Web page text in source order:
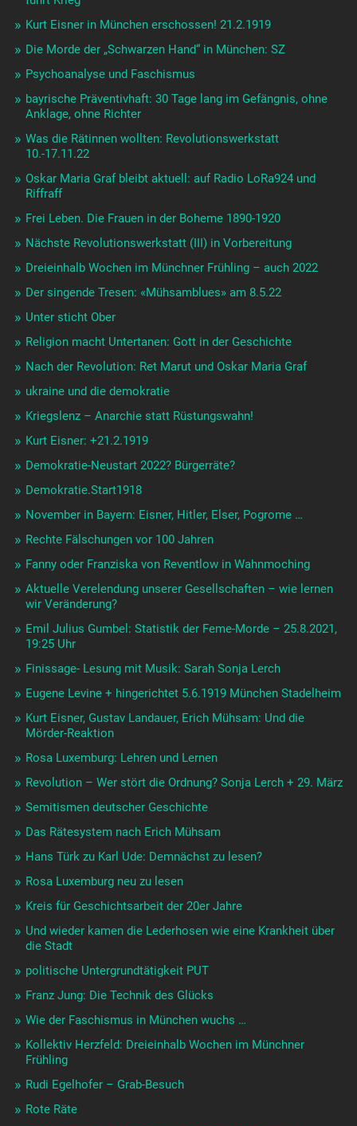
Kurt Eisner in München erschossen! 21.2.1919
Die Morde der „Schwarzen Hand“ in München: SZ
Psychoanalyse und Faschismus
bayrische Präventivhaft: 30 Tage lang im Gefängnis, ohne
Anklage, ohne Richter
Was die Rätinnen wollten: Revolutionswerkstatt
10.-17.11.22
Oskar Maria Graf bleibt aktuell: auf Radio LoRa924 und
Riffraff
Frei Leben. Die Frauen in der Boheme 1890-1920
Nächste Revolutionswerkstatt (III) in Vorbereitung
Dreieinhalb Wochen im Münchner Frühling – auch 2022
Der singende Tresen: «Mühsamblues» am 8.5.22
Unter sticht Ober
Religion macht Untertanen: Gott in der Geschichte
Nach der Revolution: Ret Marut und Oskar Maria Graf
ukraine und die demokratie
Kriegslenz – Anarchie statt Rüstungswahn!
Kurt Eisner: +21.2.1919
Demokratie-Neustart 2022? Bürgerräte?
Demokratie.Start1918
November in Bayern: Eisner, Hitler, Elser, Pogrome …
Rechte Fälschungen vor 100 Jahren
Fanny oder Franziska von Reventlow in Wahnmoching
Aktuelle Verelendung unserer Gesellschaften – wie lernen
wir Veränderung?
Emil Julius Gumbel: Statistik der Feme-Morde – 25.8.2021,
19:25 Uhr
Finissage- Lesung mit Musik: Sarah Sonja Lerch
Eugene Levine + hingerichtet 5.6.1919 München Stadelheim
Kurt Eisner, Gustav Landauer, Erich Mühsam: Und die
Mörder-Reaktion
Rosa Luxemburg: Lehren und Lernen
Revolution – Wer stört die Ordnung? Sonja Lerch + 29. März
Semitismen deutscher Geschichte
Das Rätesystem nach Erich Mühsam
Hans Türk zu Karl Ude: Demnächst zu lesen?
Rosa Luxemburg neu zu lesen
Kreis für Geschichtsarbeit der 20er Jahre
Und wieder kamen die Lederhosen wie eine Krankheit über
die Stadt
politische Untergrundtätigkeit PUT
Franz Jung: Die Technik des Glücks
Wie der Faschismus in München wuchs …
Kollektiv Herzfeld: Dreieinhalb Wochen im Münchner
Frühling
Rudi Egelhofer – Grab-Besuch
Rote Räte